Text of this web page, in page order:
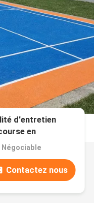
d'entretien
en
gratuits
Négociable
Contactez nous